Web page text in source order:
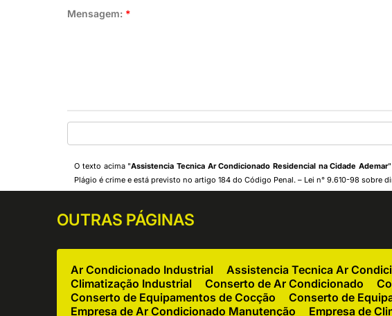
Mensagem: *
O texto acima "Assistencia Tecnica Ar Condicionado Residencial na Cidade Ademar
Plágio é crime e está previsto no artigo 184 do Código Penal. – Lei n° 9.610-98 sobre
OUTRAS PÁGINAS
Ar Condicionado Industrial Assistencia Tecnica Ar
Climatização Industrial
Conserto de Ar Condicionado
Conserto de Equipamentos de Cocção
Conserto de
Empresa de Ar Condicionado Manutenção
Empresa de